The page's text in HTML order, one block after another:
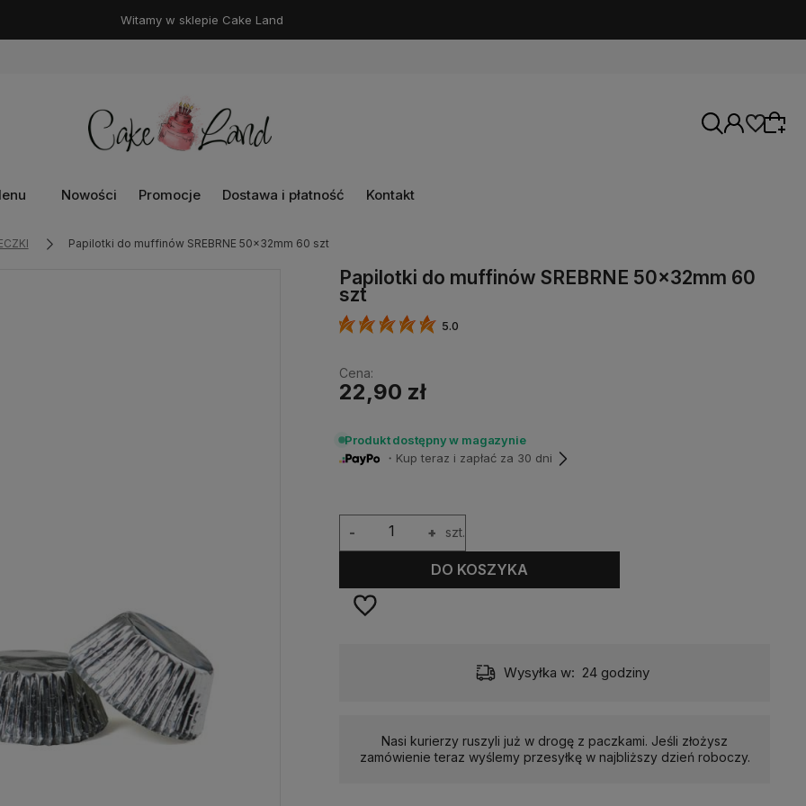
Witamy w sklepie Cake Land
Nowości Promocje Dostawa i płatność Kontakt
Papilotki do muffinów SREBRNE 50x32mm 60 szt
Papilotki do muffinów SREBRNE 50x32mm 60
szt
5.0
Cena:
22,90 zł
Produkt dostępny w magazynie
・Kup teraz i zapłać za 30 dni
+
- szt.
DO KOSZYKA
Dostępność: duża ilość Wysyłka w: 24 godziny
Nasi kurierzy ruszyli już w drogę z paczkami. Jeśli złożysz
zamówienie teraz wyślemy przesyłkę w najbliższy dzień roboczy.